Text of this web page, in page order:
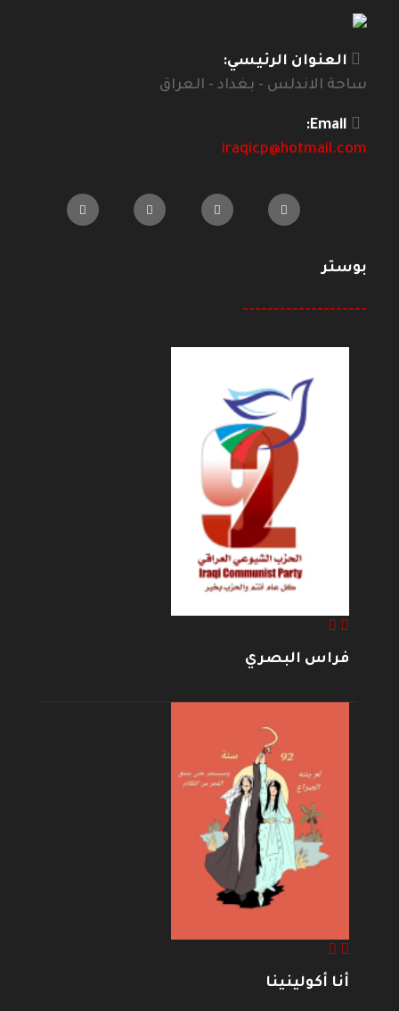
العنوان الرئيسي:
ساحة الاندلس - بغداد - العراق
Email:
iraqicp@hotmail.com
بوستر
--------------------
فراس البصري
أنا أكولينينا